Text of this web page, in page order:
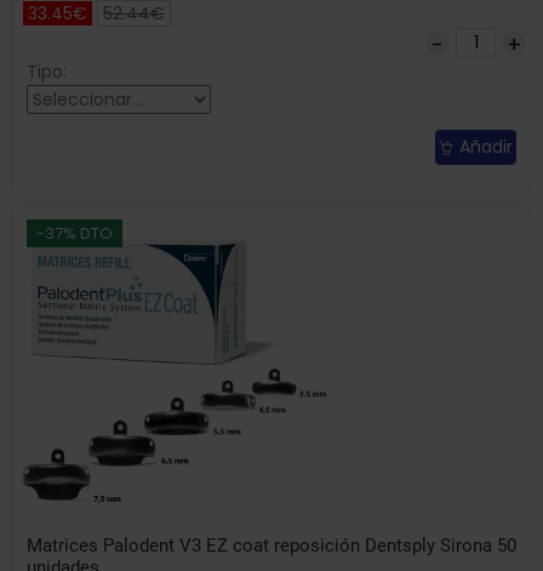
33.45€ 52.44€
Tipo:
Añadir
-37% DTO
Matrices Palodent V3 EZ coat reposición Dentsply Sirona 50